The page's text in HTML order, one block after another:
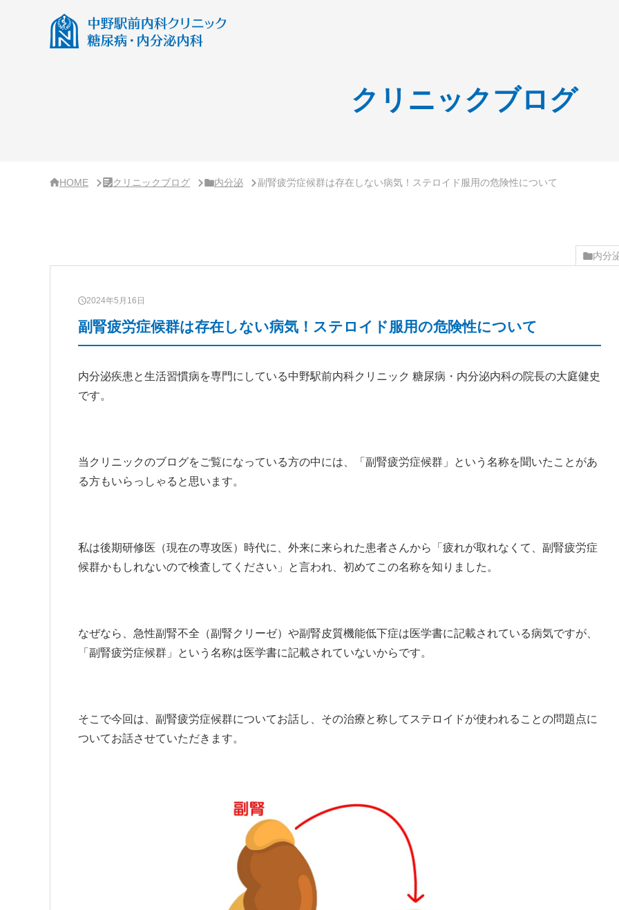
クリニックブログ
HOME クリニックブログ 内分泌 副腎疲労症候群は存在しない病気！ステロイド服用の危険性について
内分
2024年5月16日
副腎疲労症候群は存在しない病気！ステロイド服用の危険性について
内分泌疾患と生活習慣病を専門にしている中野駅前内科クリニック 糖尿病・内分泌内科の院長の大庭健史
です。
当クリニックのブログをご覧になっている方の中には、「副腎疲労症候群」という名称を聞いたことがあ
る方もいらっしゃると思います。
私は後期研修医（現在の専攻医）時代に、外来に来られた患者さんから「疲れが取れなくて、副腎疲労症
候群かもしれないので検査してください」と言われ、初めてこの名称を知りました。
なぜなら、急性副腎不全（副腎クリーゼ）や副腎皮質機能低下症は医学書に記載されている病気ですが、
「副腎疲労症候群」という名称は医学書に記載されていないからです。
そこで今回は、副腎疲労症候群についてお話し、その治療と称してステロイドが使われることの問題点に
ついてお話させていただきます。